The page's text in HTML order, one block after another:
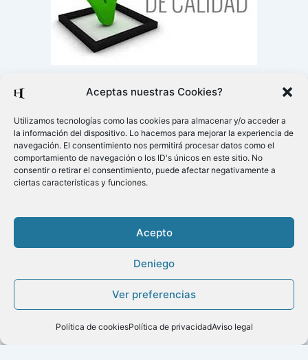
Aceptas nuestras Cookies?
Utilizamos tecnologías como las cookies para almacenar y/o acceder a
la información del dispositivo. Lo hacemos para mejorar la experiencia de
navegación. El consentimiento nos permitirá procesar datos como el
comportamiento de navegación o los ID's únicos en este sitio. No
consentir o retirar el consentimiento, puede afectar negativamente a
ciertas características y funciones.
Acepto
Deniego
Ver preferencias
Política de cookiesPolítica de privacidadAviso legal
Copyright ©2020
Menú